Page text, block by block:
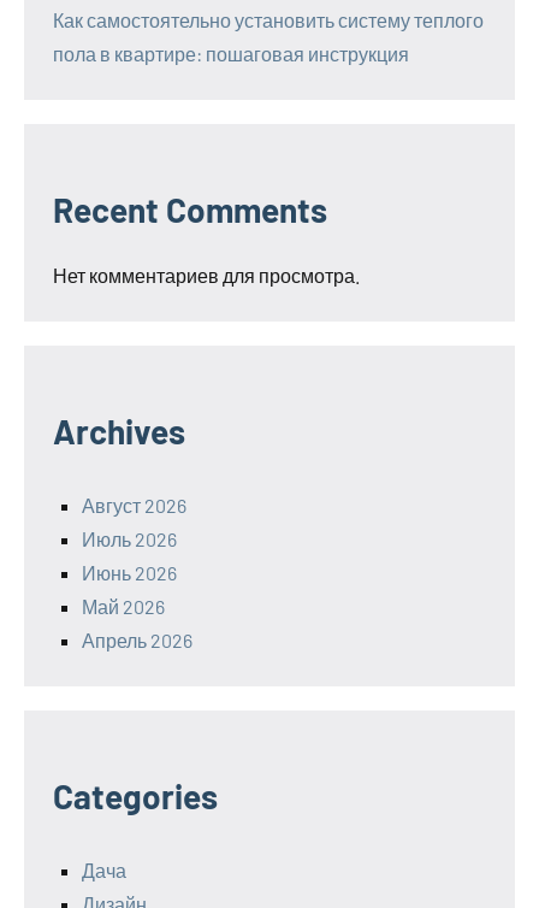
Как самостоятельно установить систему теплого
пола в квартире: пошаговая инструкция
Recent Comments
Нет комментариев для просмотра.
Archives
Август 2026
Июль 2026
Июнь 2026
Май 2026
Апрель 2026
Categories
Дача
Дизайн